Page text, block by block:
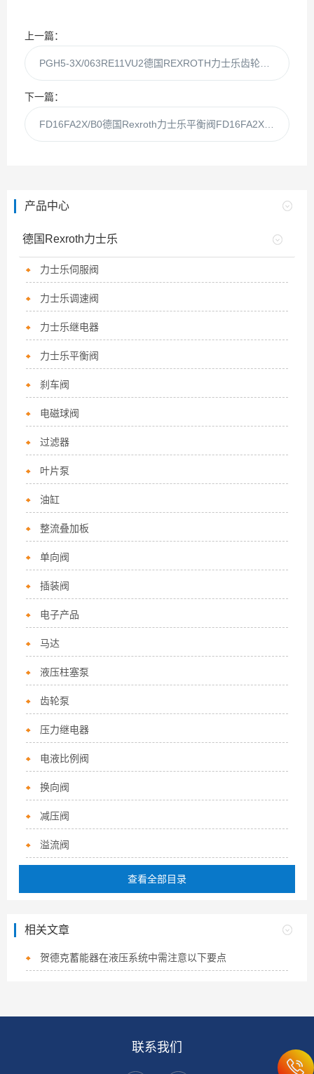
上一篇：
下一篇：
产品中心
德国Rexroth力士乐
力士乐伺服阀
力士乐调速阀
力士乐继电器
力士乐平衡阀
刹车阀
电磁球阀
过滤器
叶片泵
油缸
整流叠加板
单向阀
插装阀
电子产品
马达
液压柱塞泵
齿轮泵
压力继电器
电液比例阀
换向阀
减压阀
溢流阀
查看全部目录
相关文章
贺德克蓄能器在液压系统中需注意以下要点
联系我们